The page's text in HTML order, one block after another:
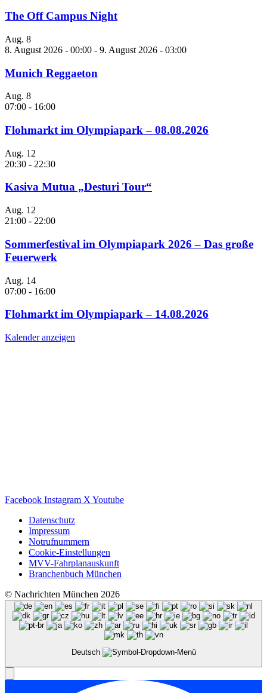
The Off Campus Night
Aug. 8
8. August 2026 - 00:00 - 9. August 2026 - 03:00
Munich Reggaeton
Aug. 8
07:00 - 16:00
Flohmarkt im Olympiapark – 08.08.2026
Aug. 12
20:30 - 22:30
Kasiva Mutua „Desturi Tour“
Aug. 12
21:00 - 22:00
Sommerfestival im Olympiapark 2026 – Das große
Feuerwerk
Aug. 14
07:00 - 16:00
Flohmarkt im Olympiapark – 14.08.2026
Kalender anzeigen
Facebook Instagram X Youtube
Datenschutz
Impressum
Notrufnummern
Cookie-Einstellungen
MVV-Fahrplanauskunft
Branchenbuch München
© Nachrichten München 2026
Deutsch